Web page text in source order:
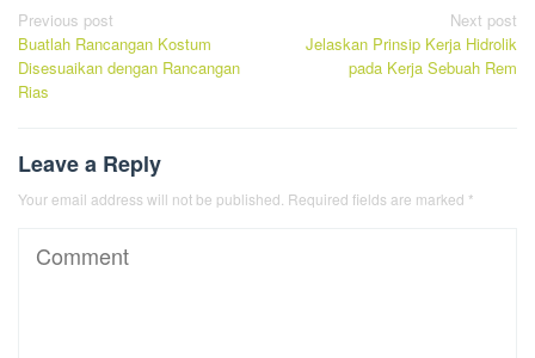
Post
navigation
Previous post
Buatlah Rancangan Kostum
Disesuaikan dengan Rancangan
Rias
Next post
Jelaskan Prinsip Kerja Hidrolik
pada Kerja Sebuah Rem
Leave a Reply
Your email address will not be published. Required fields are marked *